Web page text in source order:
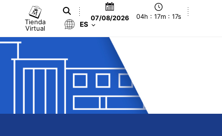
Tienda
Virtual
07/08/2026 04h : 17m : 17s
ES